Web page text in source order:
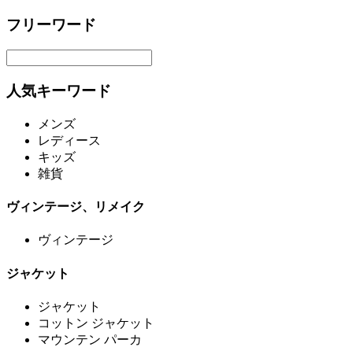
フリーワード
人気キーワード
メンズ
レディース
キッズ
雑貨
ヴィンテージ、リメイク
ヴィンテージ
ジャケット
ジャケット
コットン ジャケット
マウンテン パーカ